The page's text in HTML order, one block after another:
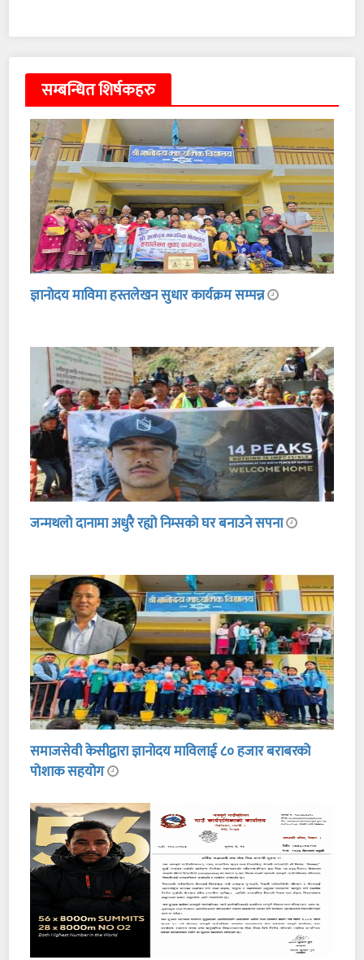
सम्बन्धित शिर्षकहरु
ज्ञानोदय माविमा हस्तलेखन सुधार कार्यक्रम सम्पन्न
जन्मथलो दानामा अधुरै रह्यो निम्सको घर बनाउने सपना
समाजसेवी केसीद्वारा ज्ञानोदय माविलाई ८० हजार बराबरको
पोशाक सहयोग